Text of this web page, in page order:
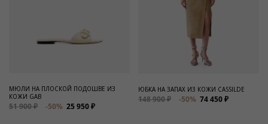
МЮЛИ НА ПЛОСКОЙ ПОДОШВЕ ИЗ
КОЖИ GAB
51 900 ₽ -50% 25 950 ₽
ЮБКА НА ЗАПАХ ИЗ КОЖИ CASSILDE
148 900 ₽ -50% 74 450 ₽